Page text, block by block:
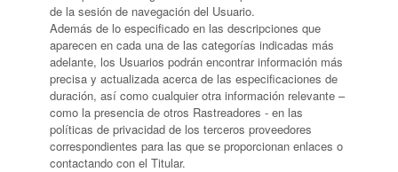
de la sesión de navegación del Usuario.
Además de lo especificado en las descripciones que
aparecen en cada una de las categorías indicadas más
adelante, los Usuarios podrán encontrar información más
precisa y actualizada acerca de las especificaciones de
duración, así como cualquier otra información relevante –
como la presencia de otros Rastreadores - en las
políticas de privacidad de los terceros proveedores
correspondientes para las que se proporcionan enlaces o
contactando con el Titular.